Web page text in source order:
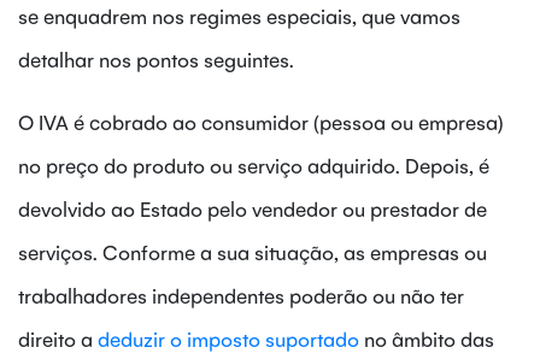
se enquadrem nos regimes especiais, que vamos
detalhar nos pontos seguintes.
O IVA é cobrado ao consumidor (pessoa ou empresa)
no preço do produto ou serviço adquirido. Depois, é
devolvido ao Estado pelo vendedor ou prestador de
serviços. Conforme a sua situação, as empresas ou
trabalhadores independentes poderão ou não ter
direito a deduzir o imposto suportado no âmbito das